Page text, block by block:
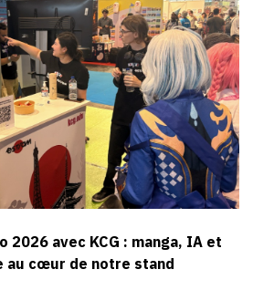
2026 avec KCG : manga, IA et
au cœur de notre stand